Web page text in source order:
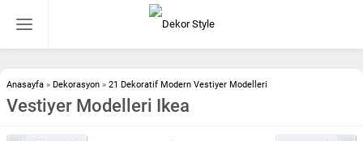
Anasayfa » Dekorasyon » 21 Dekoratif Modern Vestiyer Modelleri
Vestiyer Modelleri Ikea